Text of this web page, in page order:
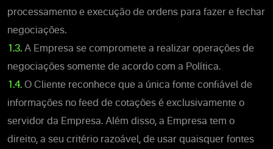
processamento e execução de ordens para fazer e fechar
negociações.
1.3. A Empresa se compromete a realizar operações de
negociações somente de acordo com a Política.
1.4. O Cliente reconhece que a única fonte confiável de
informações no feed de cotações é exclusivamente o
servidor da Empresa. Além disso, a Empresa tem o
direito, a seu critério razoável, de usar quaisquer fontes